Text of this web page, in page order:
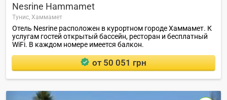
Nesrine Hammamet
Тунис, Хаммамет
Отель Nesrine расположен в курортном городе Хаммамет. К
услугам гостей открытый бассейн, ресторан и бесплатный
WiFi. В каждом номере имеется балкон.
от 50 051 грн